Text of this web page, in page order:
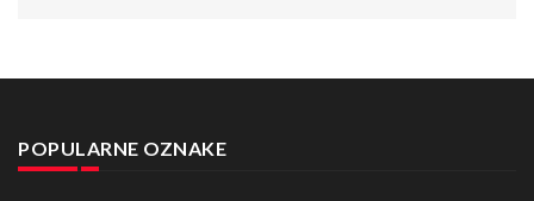
POPULARNE OZNAKE